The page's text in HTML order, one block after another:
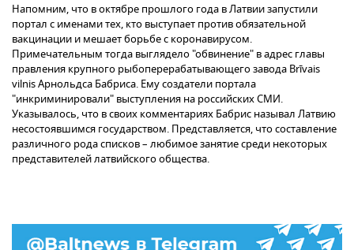
Напомним, что в октябре прошлого года в Латвии запустили
портал с именами тех, кто выступает против обязательной
вакцинации и мешает борьбе с коронавирусом.
Примечательным тогда выглядело "обвинение" в адрес главы
правления крупного рыбоперерабатывающего завода Brīvais
vilnis Арнольдса Бабриса. Ему создатели портала
"инкриминировали" выступления на российских СМИ.
Указывалось, что в своих комментариях Бабрис называл Латвию
несостоявшимся государством. Представляется, что составление
различного рода списков – любимое занятие среди некоторых
представителей латвийского общества.